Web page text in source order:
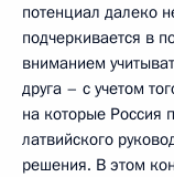
потенциал далеко
подчеркивается в
вниманием
друга – с учетом
на которые Россия
латвийского
решения. В этом